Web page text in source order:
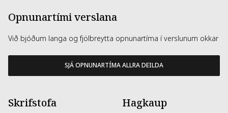
Opnunartími verslana
Við bjóðum langa og fjölbreytta opnunartíma í verslunum okkar
SJÁ OPNUNARTÍMA ALLRA DEILDA
Skrifstofa Hagkaup